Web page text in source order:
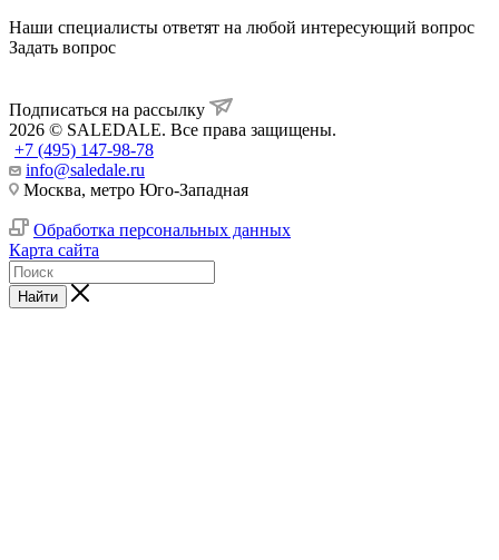
Наши специалисты ответят на любой интересующий вопрос
Задать вопрос
Подписаться на рассылку
2026 © SALEDALE. Все права защищены.
+7 (495) 147-98-78
info@saledale.ru
Москва, метро Юго-Западная
Обработка персональных данных
Карта сайта
Найти